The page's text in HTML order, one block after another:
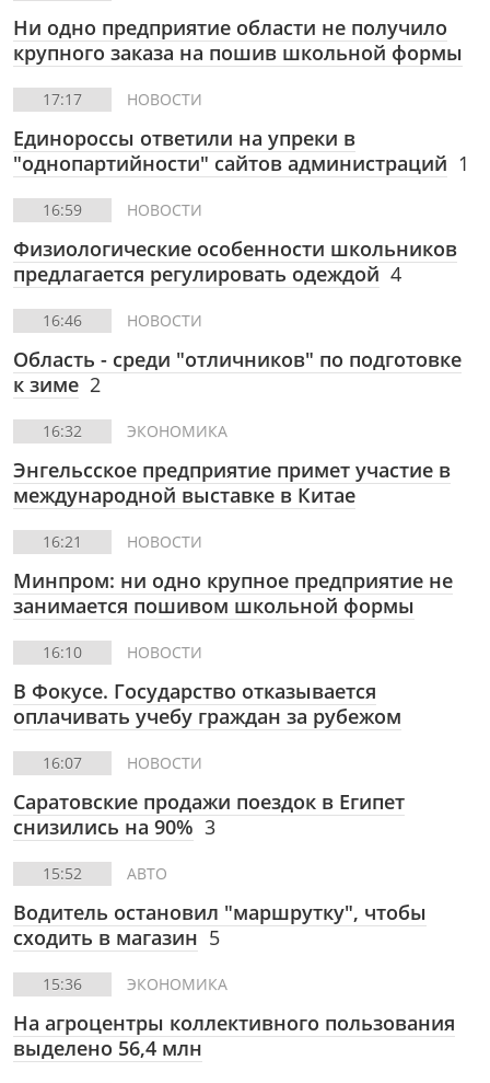
Ни одно предприятие области не получило
крупного заказа на пошив школьной формы
17:17 НОВОСТИ
Единороссы ответили на упреки в
"однопартийности" сайтов администраций 1
16:59 НОВОСТИ
Физиологические особенности школьников
предлагается регулировать одеждой 4
16:46 НОВОСТИ
Область - среди "отличников" по подготовке
к зиме 2
16:32 ЭКОНОМИКА
Энгельсское предприятие примет участие в
международной выставке в Китае
16:21 НОВОСТИ
Минпром: ни одно крупное предприятие не
занимается пошивом школьной формы
16:10 НОВОСТИ
В Фокусе. Государство отказывается
оплачивать учебу граждан за рубежом
16:07 НОВОСТИ
Саратовские продажи поездок в Египет
снизились на 90% 3
15:52 АВТО
Водитель остановил "маршрутку", чтобы
сходить в магазин 5
15:36 ЭКОНОМИКА
На агроцентры коллективного пользования
выделено 56,4 млн